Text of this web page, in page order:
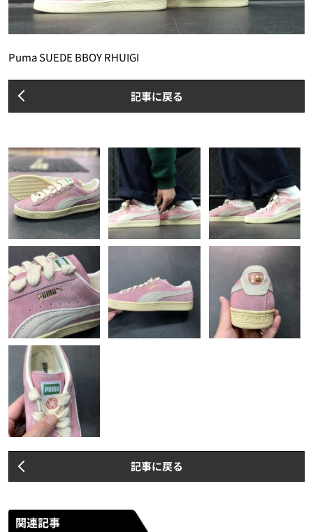
Puma SUEDE BBOY RHUIGI
記事に戻る
記事に戻る
関連記事